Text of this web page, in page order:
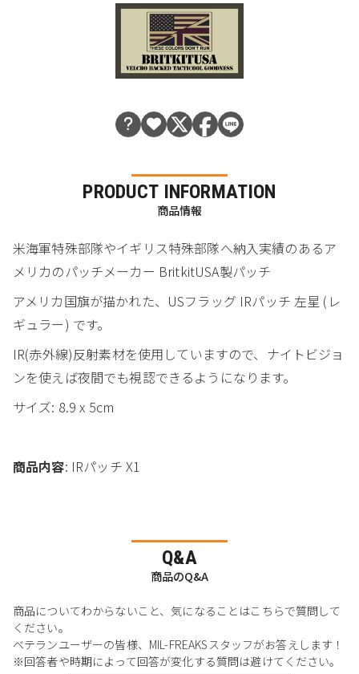
PRODUCT INFORMATION
商品情報
米海軍特殊部隊やイギリス特殊部隊へ納入実績のあるア
メリカのパッチメーカー BritkitUSA製パッチ
アメリカ国旗が描かれた、USフラッグ IRパッチ 左星 (レ
ギュラー) です。
IR(赤外線)反射素材を使用していますので、ナイトビジョ
ンを使えば夜間でも視認できるようになります。
サイズ: 8.9 x 5cm
商品内容: IRパッチ X1
Q&A
商品のQ&A
商品についてわからないこと、気になることはこちらで質問して
ください。
ベテランユーザーの皆様、MIL-FREAKSスタッフがお答えします！
※回答者や時期によって回答が変化する質問は避けてください。